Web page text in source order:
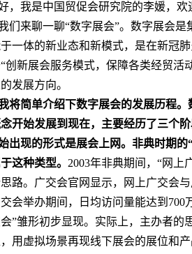
，我是中国贸促会研究院的李媛，
们来聊一聊“数字展会”。数字展会
一体的新业态和新模式，是在新冠
创新展会服务模式，保障各类经贸活
发展方向。
将简单介绍下数字展会的发展历程
开始发展到现在，主要经历了三个
出现的形式是展会上网。非典时期
这种类型。 2003年非典期间，“网上
路。广交会官网显示，网上广交会
会举办期间，日均访问量能达到700
”雏形初步显现。实际上，主办者
用虚拟场景再现线下展会的展位和